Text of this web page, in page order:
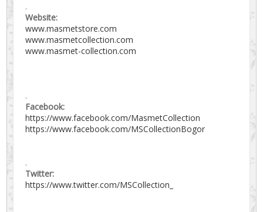
.
Website:
www.masmetstore.com
www.masmetcollection.com
www.masmet-collection.com
.
Facebook:
https://www.facebook.com/MasmetCollection
https://www.facebook.com/MSCollectionBogor
.
Twitter:
https://www.twitter.com/MSCollection_